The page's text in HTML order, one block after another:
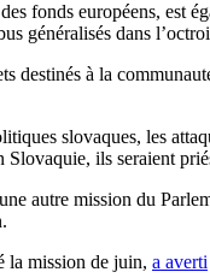
fonds européens, est
généralisés dans
à la
slovaques, les
Slovaquie, ils seraient
autre mission du
la mission de juin, a averti